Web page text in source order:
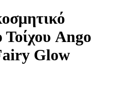
Ango
Glow